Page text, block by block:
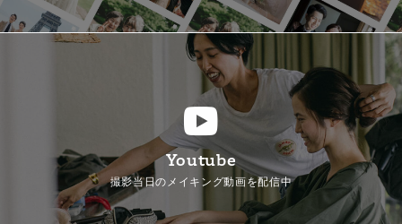
Youtube
撮影当日のメイキング動画を配信中